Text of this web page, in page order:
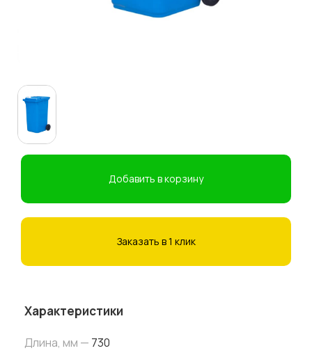
Добавить в корзину
Заказать в 1 клик
Характеристики
Длина, мм — 730